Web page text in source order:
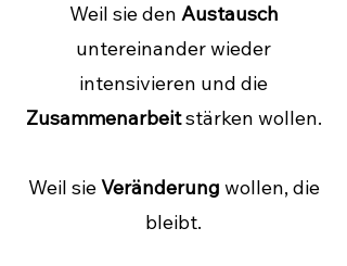
Weil sie den Austausch
untereinander wieder
intensivieren und die
Zusammenarbeitstärken wollen.
Weil sieVeränderung wollen, die
bleibt.